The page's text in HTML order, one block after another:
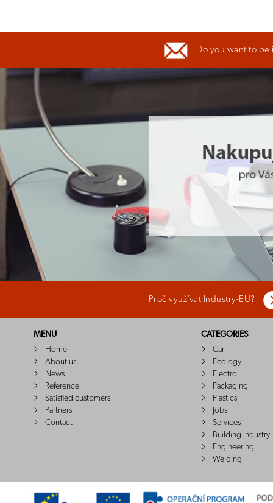
Do you want to
Proč využívat Industry-EU?
MENU
Home
About us
News
Reference
Satisfied customers
Partners
Contact
CATEGORIES
Car
Ecology
Electro
Packaging
Plastics
Jobs
Services
Building industry
Engineering
Welding